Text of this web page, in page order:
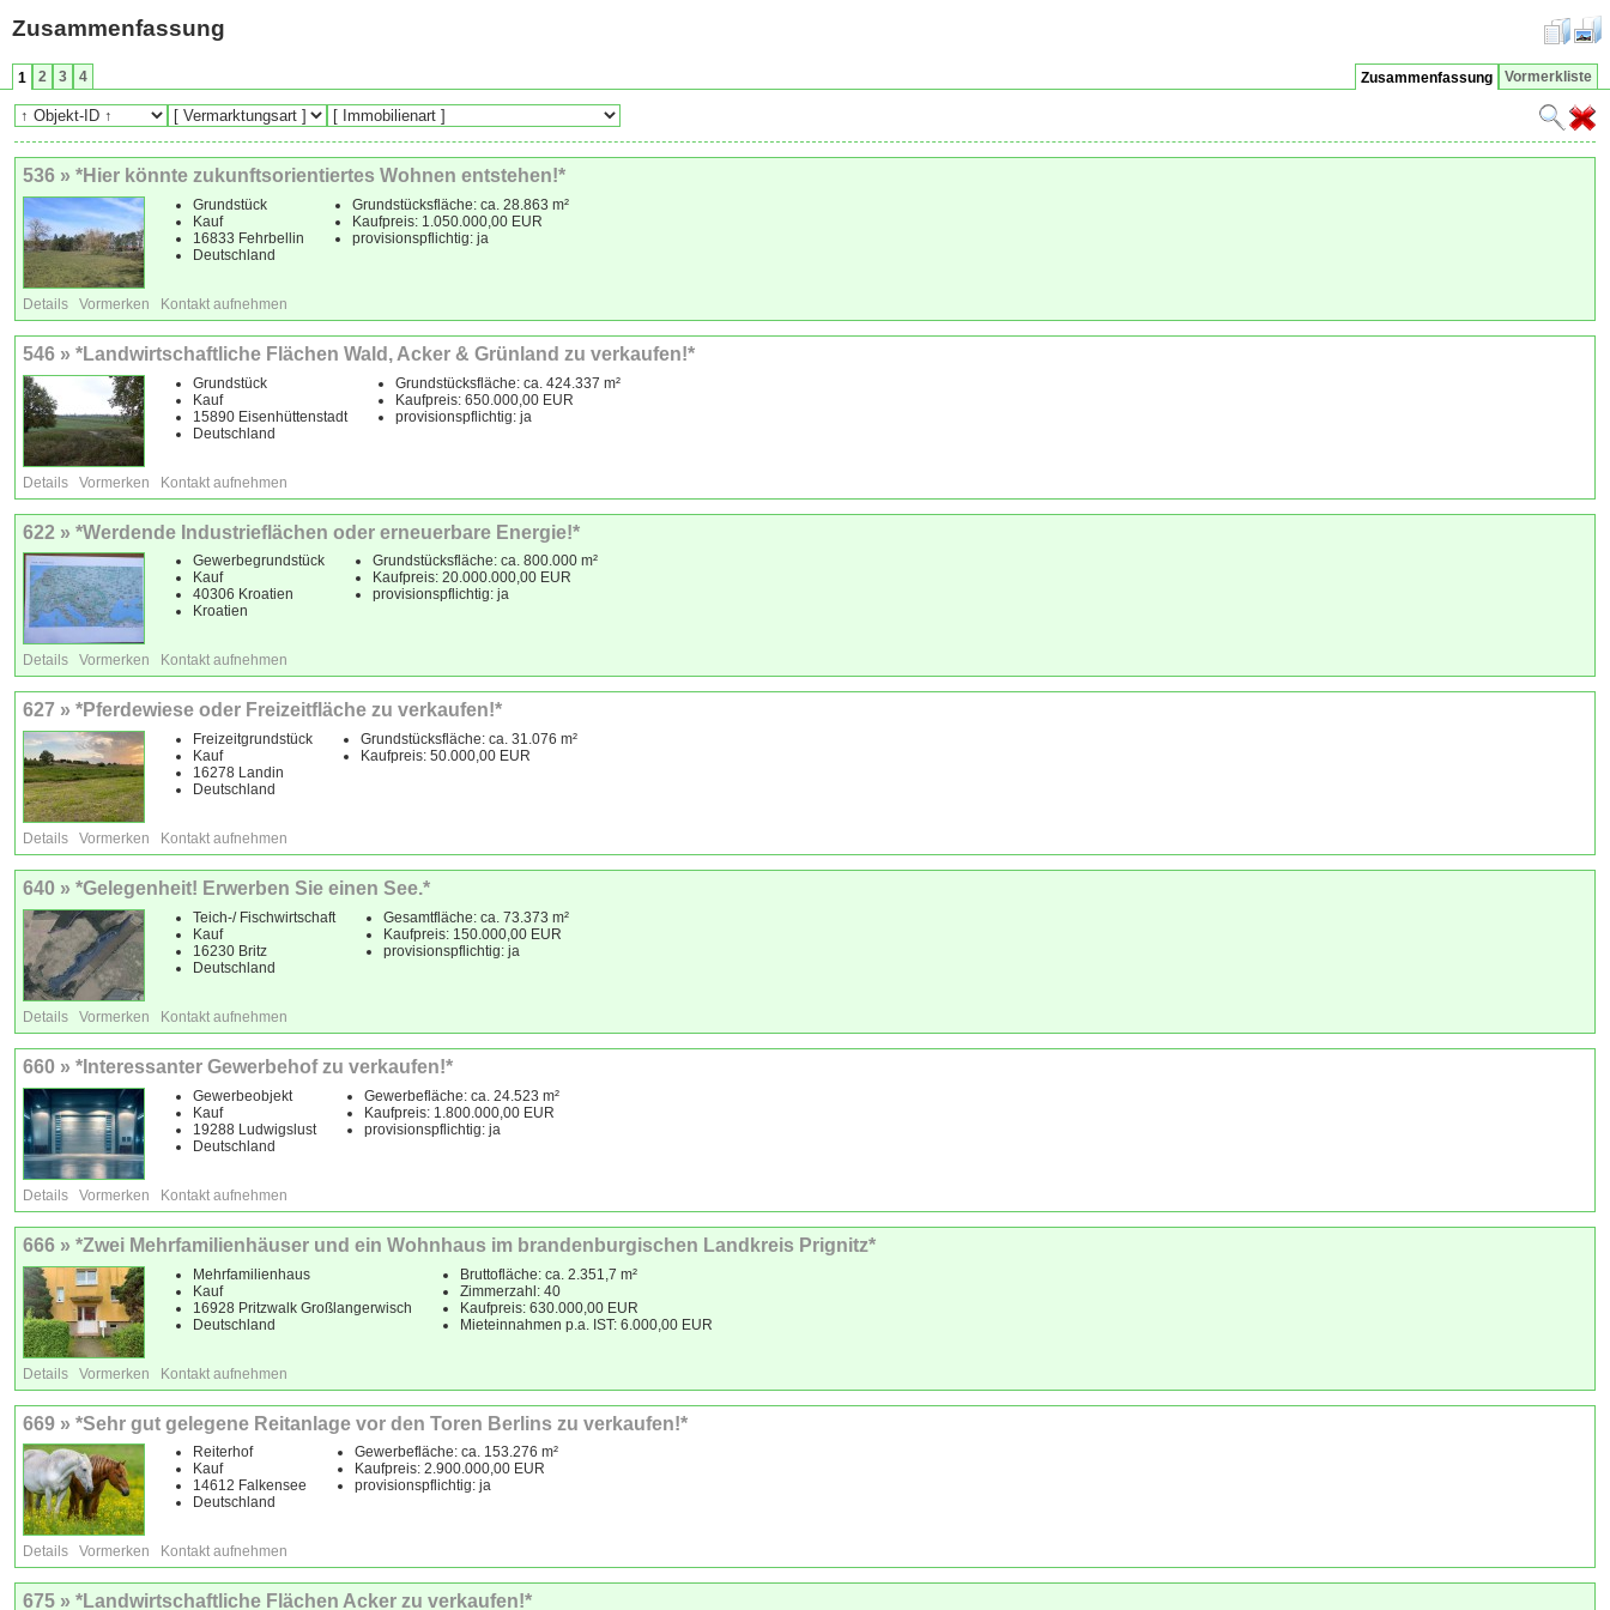
Zusammenfassung
1 2 3 4 Vormerkliste
Zusammenfassung
536 » *Hier könnte zukunftsorientiertes Wohnen entstehen!*
Grundstück
Kauf
16833 Fehrbellin
Deutschland
Grundstücksfläche: ca. 28.863 m²
Kaufpreis: 1.050.000,00 EUR
provisionspflichtig: ja
Details Vormerken Kontakt aufnehmen
546 » *Landwirtschaftliche Flächen Wald, Acker & Grünland zu verkaufen!*
Grundstück
Kauf
15890 Eisenhüttenstadt
Deutschland
Grundstücksfläche: ca. 424.337 m²
Kaufpreis: 650.000,00 EUR
provisionspflichtig: ja
Details Vormerken Kontakt aufnehmen
622 » *Werdende Industrieflächen oder erneuerbare Energie!*
Gewerbegrundstück
Kauf
40306 Kroatien
Kroatien
Grundstücksfläche: ca. 800.000 m²
Kaufpreis: 20.000.000,00 EUR
provisionspflichtig: ja
Details Vormerken Kontakt aufnehmen
627 » *Pferdewiese oder Freizeitfläche zu verkaufen!*
Freizeitgrundstück
Kauf
16278 Landin
Deutschland
Grundstücksfläche: ca. 31.076 m²
Kaufpreis: 50.000,00 EUR
Details Vormerken Kontakt aufnehmen
640 » *Gelegenheit! Erwerben Sie einen See.*
Teich-/ Fischwirtschaft
Kauf
16230 Britz
Deutschland
Gesamtfläche: ca. 73.373 m²
Kaufpreis: 150.000,00 EUR
provisionspflichtig: ja
Details Vormerken Kontakt aufnehmen
660 » *Interessanter Gewerbehof zu verkaufen!*
Gewerbeobjekt
Kauf
19288 Ludwigslust
Deutschland
Gewerbefläche: ca. 24.523 m²
Kaufpreis: 1.800.000,00 EUR
provisionspflichtig: ja
Details Vormerken Kontakt aufnehmen
666 » *Zwei Mehrfamilienhäuser und ein Wohnhaus im brandenburgischen Landkreis Prignitz*
Mehrfamilienhaus
Kauf
16928 Pritzwalk Großlangerwisch
Deutschland
Bruttofläche: ca. 2.351,7 m²
Zimmerzahl: 40
Kaufpreis: 630.000,00 EUR
Mieteinnahmen p.a. IST: 6.000,00 EUR
Details Vormerken Kontakt aufnehmen
669 » *Sehr gut gelegene Reitanlage vor den Toren Berlins zu verkaufen!*
Reiterhof
Kauf
14612 Falkensee
Deutschland
Gewerbefläche: ca. 153.276 m²
Kaufpreis: 2.900.000,00 EUR
provisionspflichtig: ja
Details Vormerken Kontakt aufnehmen
675 » *Landwirtschaftliche Flächen Acker zu verkaufen!*